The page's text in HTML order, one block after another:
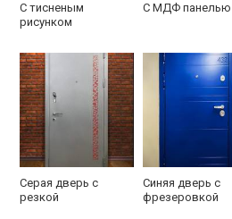
С тисненым
рисунком
С МДФ панелью
Серая дверь с
резкой
Синяя дверь с
фрезеровкой